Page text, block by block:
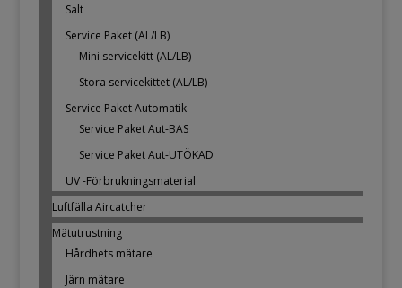
Salt
Service Paket (AL/LB)
Mini servicekitt (AL/LB)
Stora servicekittet (AL/LB)
Service Paket Automatik
Service Paket Aut-BAS
Service Paket Aut-UTÖKAD
UV -Förbrukningsmaterial
Luftfälla Aircatcher
Mätutrustning
Hårdhets mätare
Järn mätare